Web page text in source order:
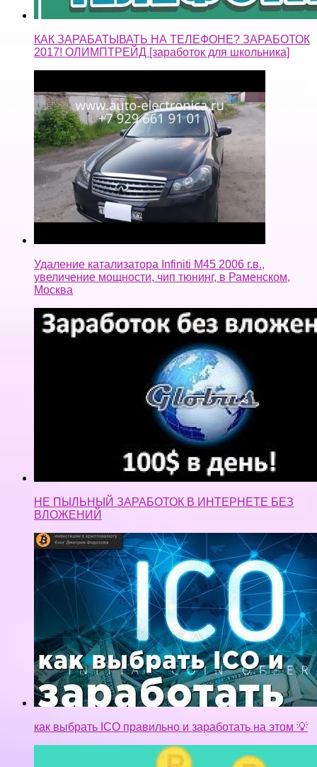
КАК ЗАРАБАТЫВАТЬ НА ТЕЛЕФОНЕ? ЗАРАБОТОК
2017! ОЛИМПТРЕЙД [заработок для школьника]
Удаление катализатора Infiniti M45 2006 г.в.,
увеличение мощности, чип тюнинг, в Раменском,
Москва
НЕ ПЫЛЬНЫЙ ЗАРАБОТОК В ИНТЕРНЕТЕ БЕЗ
ВЛОЖЕНИЙ
как выбрать ICO правильно и заработать на этом 💡